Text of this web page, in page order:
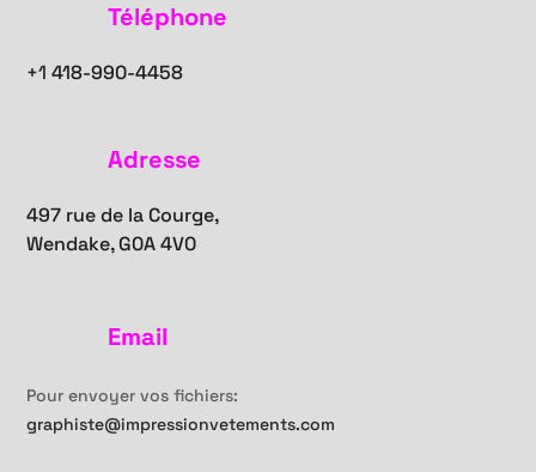
Téléphone
+1418-990-4458
Adresse
497 rue de la Courge,
Wendake, G0A 4V0
Email
Pour envoyer vos fichiers:
graphiste@impressionvetements.com